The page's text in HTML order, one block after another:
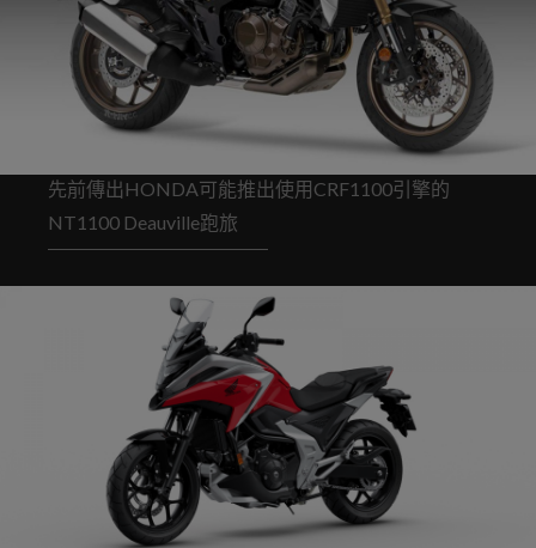
先前傳出HONDA可能推出使用CRF1100引擎的
NT1100 Deauville跑旅